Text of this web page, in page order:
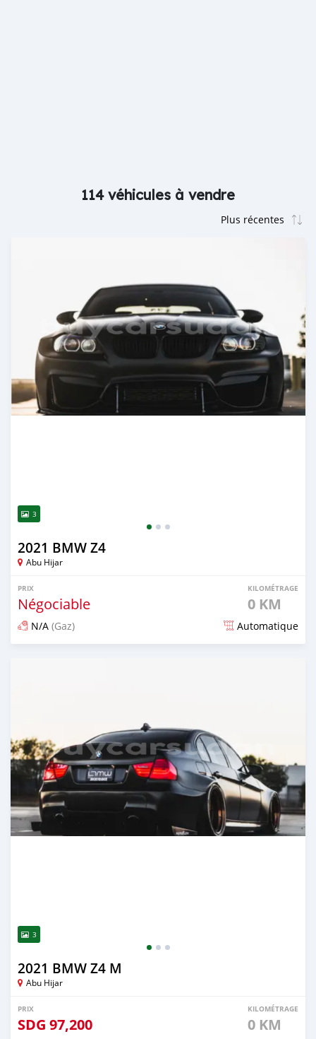
114 véhicules à vendre
3
2021 BMW Z4
Abu Hijar
PRIX
Négociable
KILOMÉTRAGE
0 KM
N/A (Gaz) Automatique
3
2021 BMW Z4 M
Abu Hijar
PRIX
SDG 97,200
KILOMÉTRAGE
0 KM